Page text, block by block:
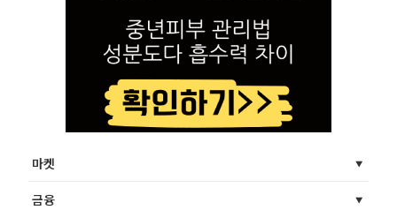
마켓
금융